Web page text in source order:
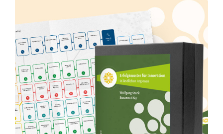
Gegenstand der Verlagssozietät ist die Verbreitung
diverser Publikationen: Journals, Broschüren,
Studien, Kartensets
mehr erfahren